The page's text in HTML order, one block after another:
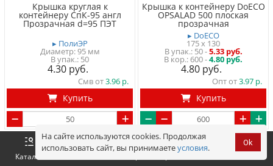
Крышка круглая к
контейнеру СпК-95 англ
Прозрачная d=95 ПЭТ
▸ ПолиЭР
Диаметр: 95 мм
50
4.30
Смв от3.96
Купить
Крышка к контейнеру DoECO
OPSALAD 500 плоская
прозрачная
▸ DoECO
175 x 130
50-5.33 руб.
600 -4.80 руб.
4.80
Опт от3.97
Купить
Арт. 19338 Арт. 19927
Каталог Корзина
Оформить
На сайте используются cookies. Продолжая
использовать сайт, вы принимаетеусловия. Ok